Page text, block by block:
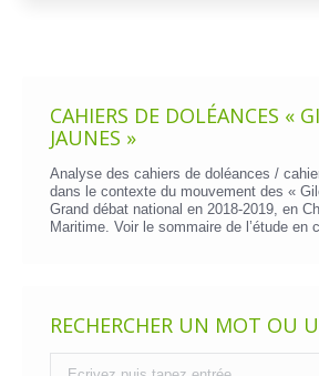
CAHIERS DE DOLÉANCES «
JAUNES »
Analyse des cahiers de doléances /
dans le contexte du mouvement des «
Grand débat national en 2018-2019, en
Maritime. Voir le sommaire de l’étude en
RECHERCHER UN MOT OU